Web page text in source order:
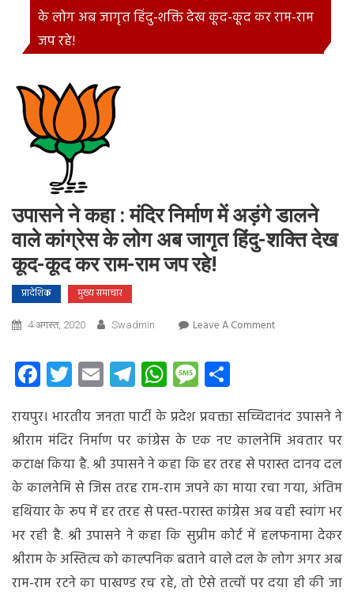
के लोग अब जागृत हिंदु-शक्ति देख कूद-कूद कर राम-राम
जप रहे!
उपासने ने कहा : मंदिर निर्माण में अड़ंगे डालने
वाले कांग्रेस के लोग अब जागृत हिंदु-शक्ति देख
कूद-कूद कर राम-राम जप रहे!
प्रादेशिक मुख्य समाचार
4 अगस्त, 2020 Swadmin Leave A CommentOn
मंदिर
निर्माण
अड़ंगे
डालने
वाले
के
लोग
अब
Facebook
Twitter
EmailTelegram
WhatsApp
Message
रायपुर। भारतीय जनता पार्टी के प्रदेश प्रवक्ता सच्चिदानंद उपासने ने
श्रीराम मंदिर निर्माण पर कांग्रेस के एक नए कालनेमि अवतार पर
कटाक्ष किया है. श्री उपासने ने कहा कि हर तरह से परास्त दानव दल
के कालनेमि से जिस तरह राम-राम जपने का माया रचा गया, अंतिम
हथियार के रूप में हर तरह से पस्त-परास्त कांग्रेस अब वही स्वांग भर
भर रही है. श्री उपासने ने कहा कि सुप्रीम कोर्ट में हलफनामा देकर
श्रीराम के अस्तित्व को काल्पनिक बताने वाले दल के लोग अगर अब
राम-राम रटने का पाखण्ड रच रहे, तो ऐसे तत्वों पर दया ही की जा